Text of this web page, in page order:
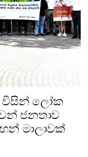
විසින් ලෝක
ජනතාව
මාලාවක්